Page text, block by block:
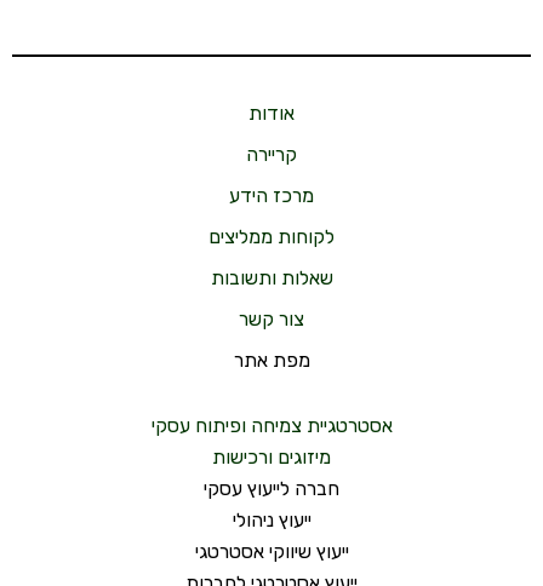
אודות
קריירה
מרכז הידע
לקוחות ממליצים
שאלות ותשובות
צור קשר
מפת אתר
אסטרטגיית צמיחה ופיתוח עסקי
מיזוגים ורכישות
חברה לייעוץ עסקי
ייעוץ ניהולי
ייעוץ שיווקי אסטרטגי